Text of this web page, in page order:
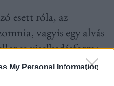
My Personal Information
esett róla, az
vagyis egy alvás
viselkedésforma.
be, amikor az agy